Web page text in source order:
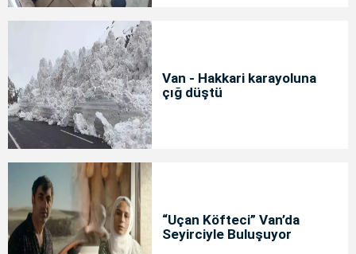
Van - Hakkari karayoluna
çığ düştü
“Uçan Köfteci” Van’da
Seyirciyle Buluşuyor